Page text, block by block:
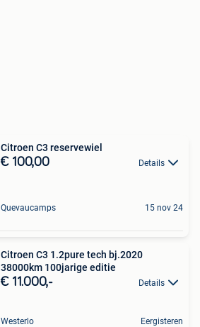
Citroen C3 reservewiel
€ 100,00 Details
Quevaucamps 15 nov 24
Citroen C3 1.2pure tech bj.2020
38000km 100jarige editie
€ 11.000,- Details
Westerlo Eergisteren